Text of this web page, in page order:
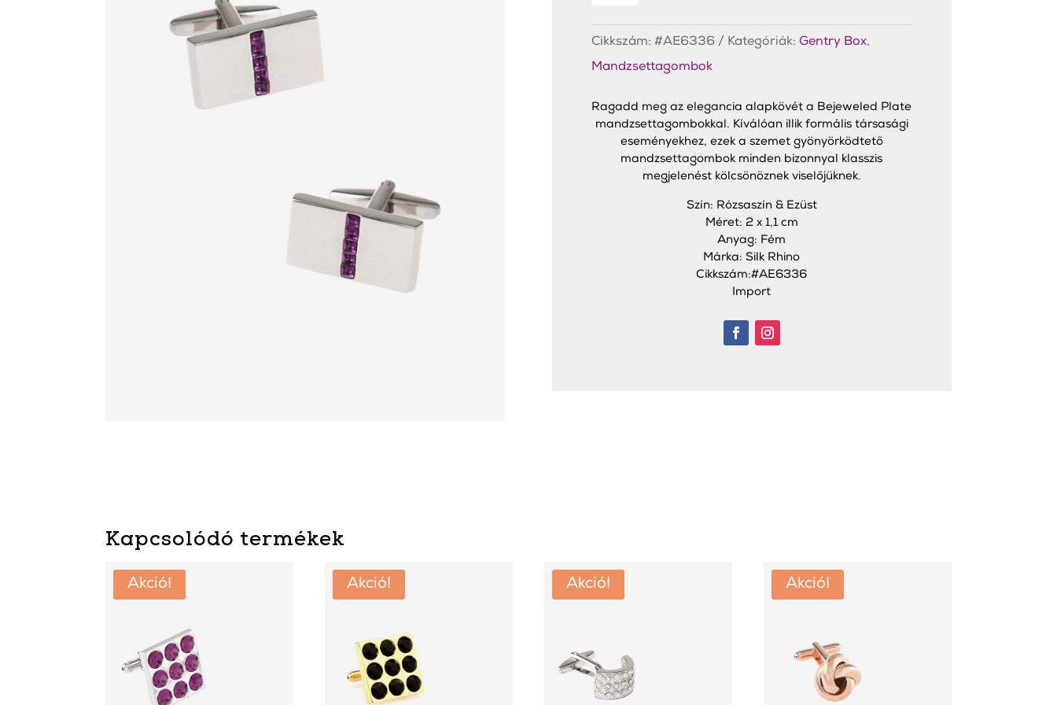
Cikkszám: #AE6336 Kategóriák: Gentry Box,
Mandzsettagombok
Ragadd meg az elegancia alapkövét a Bejeweled Plate
mandzsettagombokkal. Kíválóan illik formális társasági
eseményekhez, ezek a szemet gyönyörködtető
mandzsettagombok minden bizonnyal klasszis
megjelenést kölcsönöznek viselőjüknek.
Szín: Rózsaszín & Ezüst
Méret: 2 x 1,1 cm
Anyag: Fém
Márka: Silk Rhino
Cikkszám:#AE6336
Import
Kapcsolódó termékek
Akció! Akció! Akció! Akció!